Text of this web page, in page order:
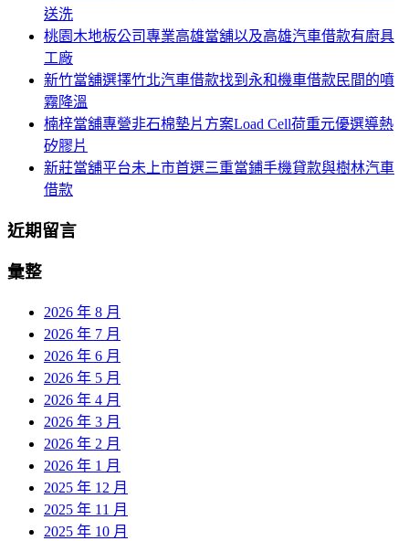
送洗
桃園木地板公司專業高雄當舖以及高雄汽車借款有廚具
工廠
新竹當舖選擇竹北汽車借款找到永和機車借款民間的噴
霧降溫
楠梓當舖專營非石棉墊片方案Load Cell荷重元優選導熱
矽膠片
新莊當舖平台未上市首選三重當鋪手機貸款與樹林汽車
借款
近期留言
彙整
2026 年 8 月
2026 年 7 月
2026 年 6 月
2026 年 5 月
2026 年 4 月
2026 年 3 月
2026 年 2 月
2026 年 1 月
2025 年 12 月
2025 年 11 月
2025 年 10 月